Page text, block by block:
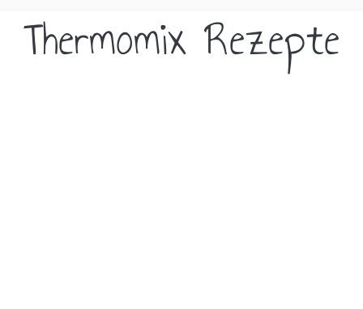
Thermomix Rezepte